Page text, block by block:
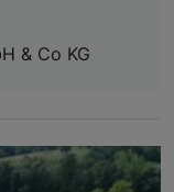
& Co KG